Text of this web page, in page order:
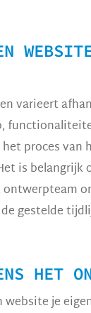
varieert
proces van
is belangrijk
gestelde
je